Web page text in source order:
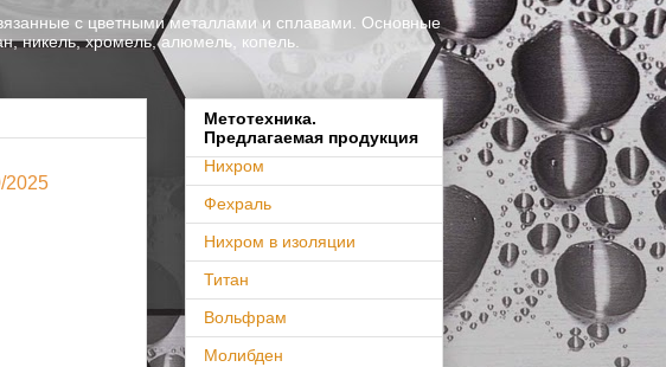
с цветными металлами и сплавами. Основные
никель, хромель, алюмель, копель.
Метотехника.
Предлагаемая продукция
Нихром
Фехраль
Нихром в изоляции
Титан
Вольфрам
Молибден